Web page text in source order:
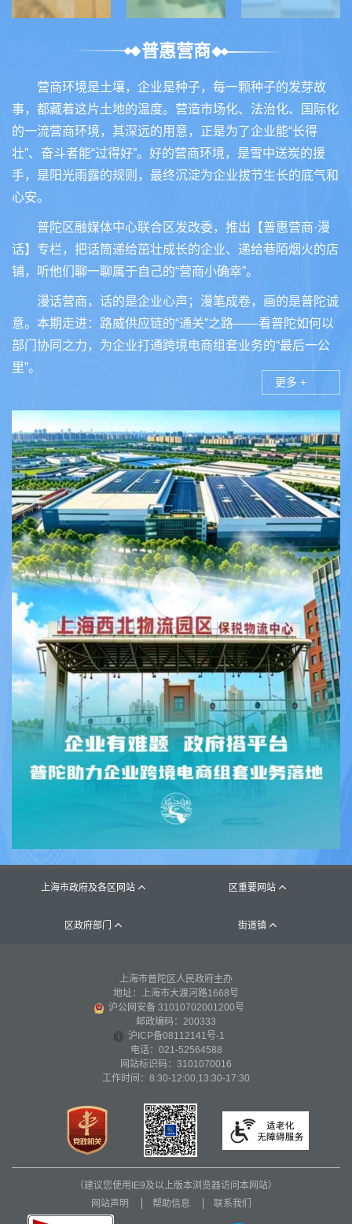
普惠营商
营商环境是土壤，企业是种子，每一颗种子的发芽故
事，都藏着这片土地的温度。营造市场化、法治化、国际化
的一流营商环境，其深远的用意，正是为了企业能“长得
壮”、奋斗者能“过得好”。好的营商环境，是雪中送炭的援
手，是阳光雨露的规则，最终沉淀为企业拔节生长的底气和
心安。
普陀区融媒体中心联合区发改委，推出【普惠营商·漫
话】专栏，把话筒递给茁壮成长的企业、递给巷陌烟火的店
铺，听他们聊一聊属于自己的“营商小确幸”。
漫话营商，话的是企业心声；漫笔成卷，画的是普陀诚
意。本期走进：路威供应链的“通关”之路——看普陀如何以
部门协同之力，为企业打通跨境电商组套业务的“最后一公
里”。
更多 +
上海市政府及各区网站  区重要网站 
区政府部门  街道镇 
上海市普陀区人民政府主办
地址：上海市大渡河路1668号
沪公网安备 31010702001200号
邮政编码：200333
沪ICP备08112141号-1
电话：021-52564588
网站标识码：3101070016
工作时间：8:30-12:00,13:30-17:30
（建议您使用IE9及以上版本浏览器访问本网站）
网站声明
帮助信息 联系我们